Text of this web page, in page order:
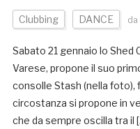
Clubbing DANCE da
Sabato 21 gennaio lo Shed
Varese, propone il suo
consolle Stash (nella foto),
circostanza si propone in
che da sempre oscilla tra il